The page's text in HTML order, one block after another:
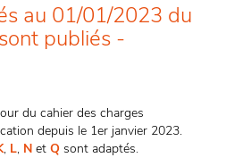
au 01/01/2023 du
publiés -
du cahier des charges
depuis le 1er janvier 2023.
, L, N et Q sont adaptés.